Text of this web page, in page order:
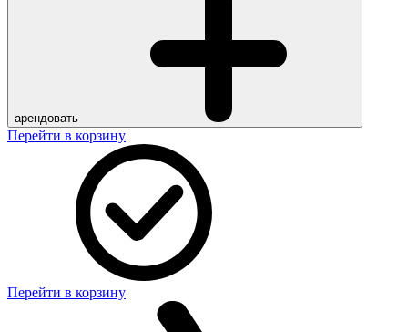
арендовать
Перейти в корзину
Перейти в корзину